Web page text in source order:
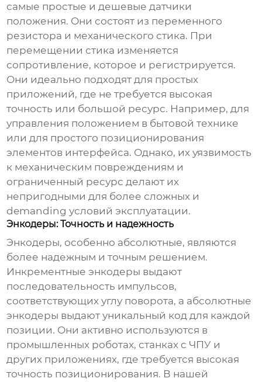
самые простые и дешевыедатчики
положения. Они состоят из переменного
резистора и механического стика. При
перемещении стика изменяется
сопротивление, которое и регистрируется.
Они идеально подходят для простых
приложений, где не требуется высокая
точность или большой ресурс. Например, для
управления положением в бытовой технике
или для простого позиционирования
элементов интерфейса. Однако, их уязвимость
к механическим повреждениям и
ограниченный ресурс делают их
непригодными для более сложных и
demanding условий эксплуатации.
Энкодеры: Точность и надежность
Энкодеры, особенно абсолютные, являются
более надежным и точным решением.
Инкрементные энкодеры выдают
последовательность импульсов,
соответствующих углу поворота, а абсолютные
энкодеры выдают уникальный код для каждой
позиции. Они активно используются в
промышленных роботах, станках с ЧПУ и
других приложениях, где требуется высокая
точность позиционирования. В нашей